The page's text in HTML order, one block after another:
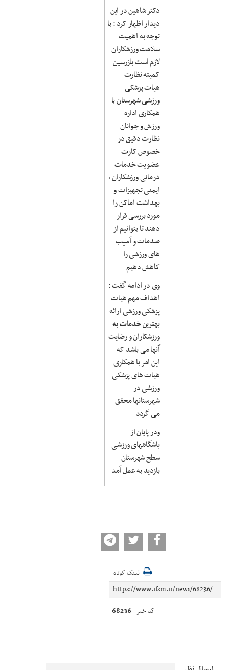
دکتر شاهین در این
دیدار اظهار کرد : با
توجه به اهمیت
سلامت ورزشکاران
لازم است بازرسین
کمیته نظارت
هیات پزشکی
ورزشی شهرستان با
همکاری اداره
ورزش و جوانان
نظارت دقیق در
خصوص کارت
عضویت خدمات
درمانی ورزشکاران ،
ایمنی تجهیزات و
بهداشت اماکن را
مورد بررسی قرار
دهند تا بتوانیم از
صدمات و آسیب
های ورزشی را
کاهش دهیم
وی در ادامه گفت :
اهداف مهم هیات
پزشکی ورزشی ارائه
بهترین خدمات به
ورزشکاران و رضایت
آنها می باشد که
این امر با همکاری
هیات های پزشکی
ورزشی در
شهرستانها محقق
می گردد
ودر پایان از
باشگاههای ورزشی
سطح شهرستان
بازدید به عمل آمد
لینک کوتاه
کد خبر 68236